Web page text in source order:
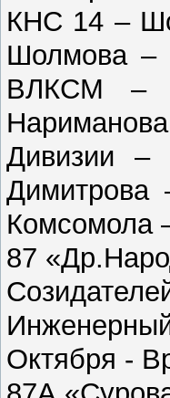
КНС 14 –
Шолмова –
ВЛКСМ –
Дивизии –
Димитрова
Комсомола
87
Октября -